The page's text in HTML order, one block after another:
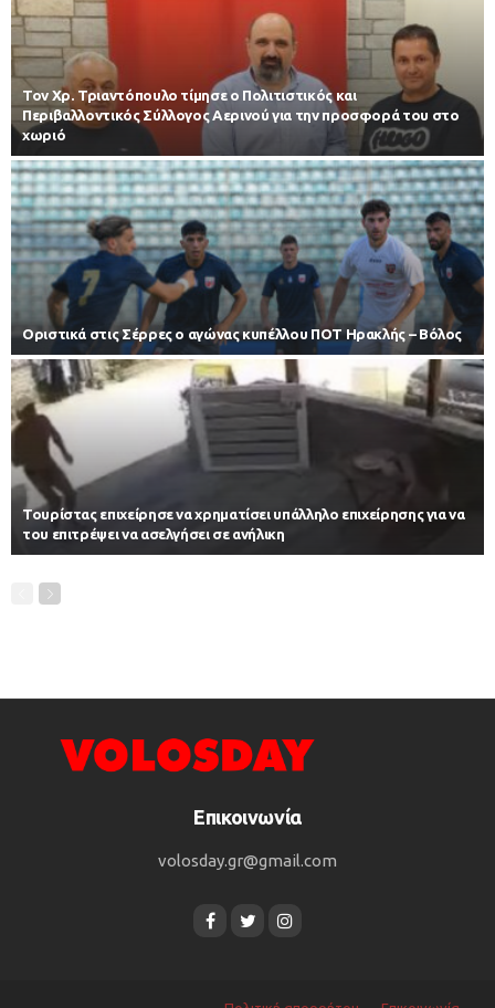
Τον Χρ. Τριαντόπουλο τίμησε ο Πολιτιστικός και
Περιβαλλοντικός Σύλλογος Αερινού για την προσφορά του στο
χωριό
Οριστικά στις Σέρρες ο αγώνας κυπέλλου ΠΟΤ Ηρακλής – Βόλος
Τουρίστας επιχείρησε να χρηματίσει υπάλληλο επιχείρησης για να
του επιτρέψει να ασελγήσει σε ανήλικη
Επικοινωνία
volosday.gr@gmail.com